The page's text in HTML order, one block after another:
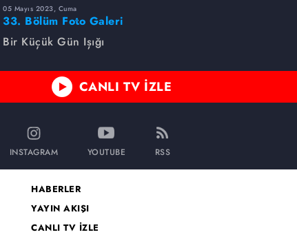
05 Mayıs 2023, Cuma
33. Bölüm Foto Galeri
Bir Küçük Gün Işığı
CANLI TV İZLE
INSTAGRAM YOUTUBE RSS
HABERLER
YAYIN AKIŞI
CANLI TV İZLE